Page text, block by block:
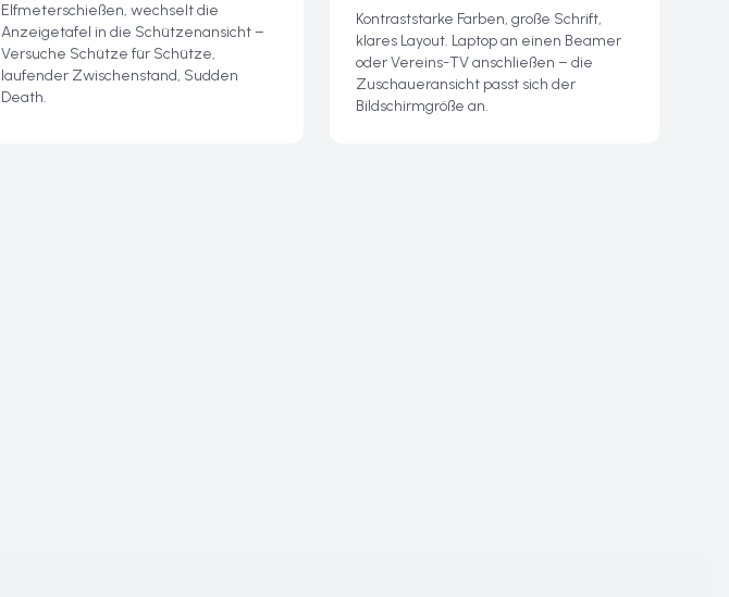
Elfmeterschießen, wechselt die
Anzeigetafel in die Schützenansicht –
Versuche Schütze für Schütze,
laufender Zwischenstand, Sudden
Death.
Kontraststarke Farben, große Schrift,
klares Layout. Laptop an einen Beamer
oder Vereins-TV anschließen – die
Zuschaueransicht passt sich der
Bildschirmgröße an.